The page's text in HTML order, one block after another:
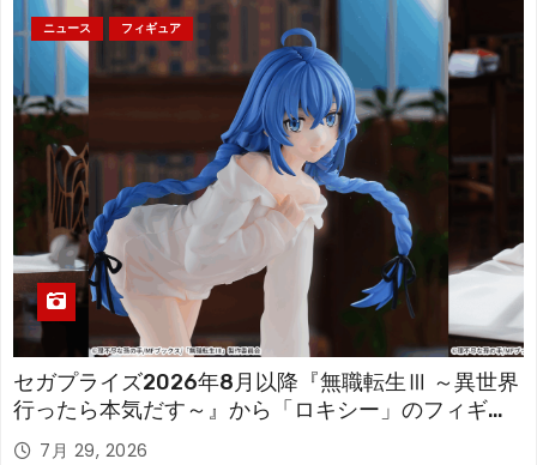
ニュース フィギュア
セガプライズ2026年8月以降『無職転生Ⅲ ～異世界
行ったら本気だす～』から「ロキシー」のフィギュ
アが登場！
7月 29, 2026